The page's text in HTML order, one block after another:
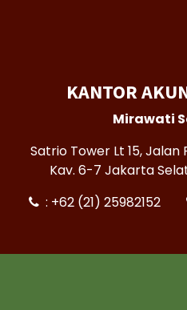
KANTOR
Mirawati
Satrio Tower Lt 15, Jalan
Kav. 6-7 Jakarta
: +62 (21) 25982152